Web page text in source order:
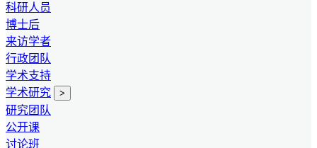
科研人员
博士后
来访学者
行政团队
学术支持
学术研究
>
研究团队
公开课
讨论班